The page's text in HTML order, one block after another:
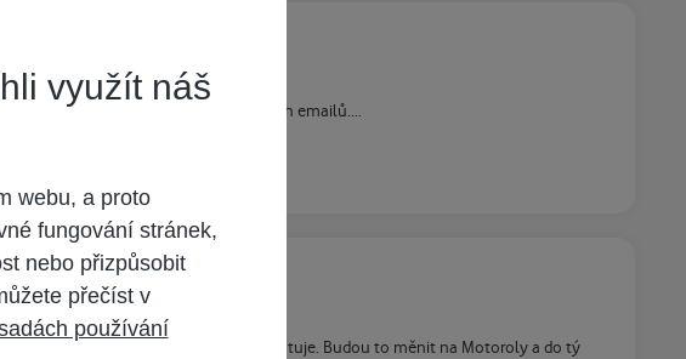
a dostal jsem celkově 0 informačních emailů....
"žraločí ploutve". Prostě to nebootuje. Budou to měnit na Motoroly a do tý
využít náš
webu, a proto
fungování stránek,
nebo přizpůsobit
přečíst v
používání